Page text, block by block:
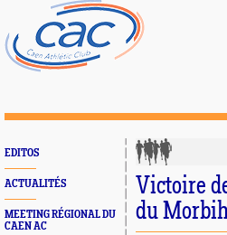
EDITOS
ACTUALITÉS
MEETING RÉGIONAL DU
CAEN AC
Victoire
du